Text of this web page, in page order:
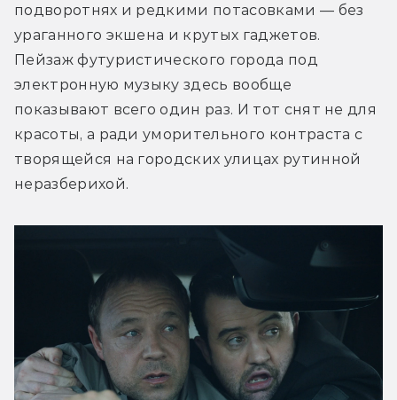
подворотнях и редкими потасовками — без
ураганного экшена и крутых гаджетов.
Пейзаж футуристического города под
электронную музыку здесь вообще
показывают всего один раз. И тот снят не для
красоты, а ради уморительного контраста с
творящейся на городских улицах рутинной
неразберихой.